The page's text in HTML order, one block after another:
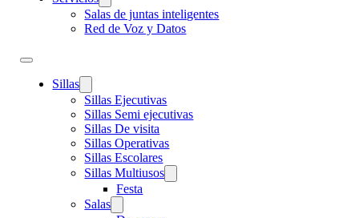
Salas de juntas inteligentes
Red de Voz y Datos
Sillas
Sillas Ejecutivas
Sillas Semi ejecutivas
Sillas De visita
Sillas Operativas
Sillas Escolares
Sillas Multiusos
Festa
Salas